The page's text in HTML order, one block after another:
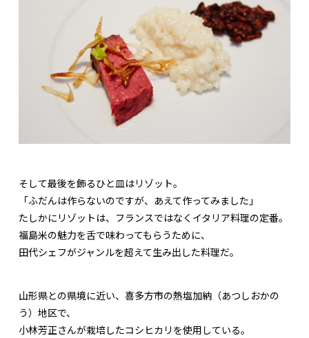
そして最後を飾るひと皿はリゾット。
「ふだんは作らないのですが、あえて作ってみました」
たしかにリゾットは、フランスではなくイタリア料理の定番。
福島米の魅力を舌で味わってもらうために、
田代シェフがジャンルを超えて生み出した料理だ。
山形県との県境に近い、喜多方市の熱塩加納（あつしおかの
う）地区で、
小林芳正さんが栽培したコシヒカリを使用している。